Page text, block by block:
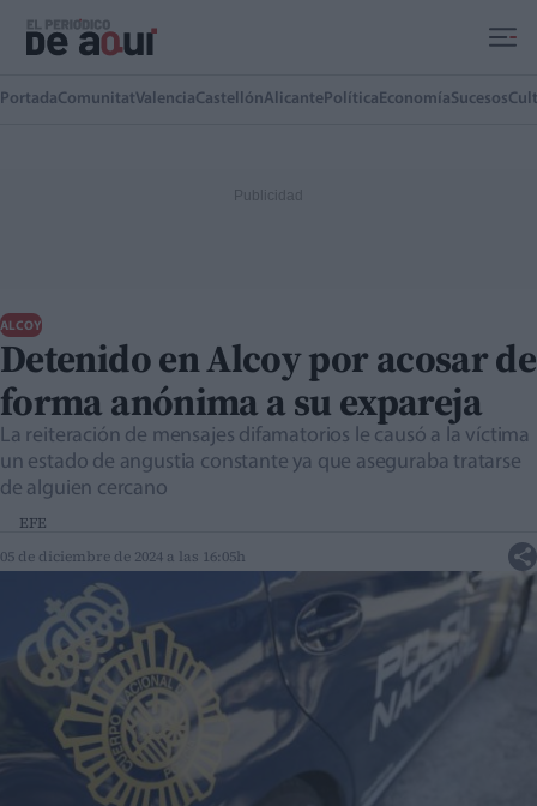
PortadaComunitatValenciaCastellónAlicante Política EconomíaSucesos
ALCOY
Detenido en Alcoy por acosar de
forma anónima a su expareja
La reiteración de mensajes difamatorios le causó a la víctima
un estado de angustia constante ya que aseguraba tratarse
de alguien cercano
EFE
05 de diciembre de 2024 a las 16:05h